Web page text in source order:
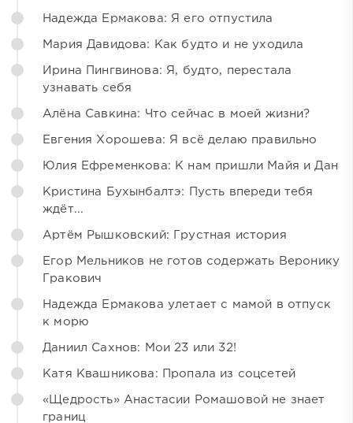
Надежда Ермакова: Я его отпустила
Мария Давидова: Как будто и не уходила
Ирина Пингвинова: Я, будто, перестала
узнавать себя
Алёна Савкина: Что сейчас в моей жизни?
Евгения Хорошева: Я всё делаю правильно
Юлия Ефременкова: К нам пришли Майя и Дан
Кристина Бухынбалтэ: Пусть впереди тебя
ждёт...
Артём Рышковский: Грустная история
Егор Мельников не готов содержать Веронику
Гракович
Надежда Ермакова улетает с мамой в отпуск
к морю
Даниил Сахнов: Мои 23 или 32!
Катя Квашникова: Пропала из соцсетей
«Щедрость» Анастасии Ромашовой не знает
границ